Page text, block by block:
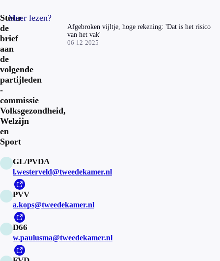
Stuur
de
brief
aan
de
volgende
partijleden
-
commissie
Volksgezondheid,
Welzijn
en
Sport
GL/PVDA
l.westerveld@tweedekamer.nl
PVV
a.kops@tweedekamer.nl
D66
w.paulusma@tweedekamer.nl
Meer lezen?
Afgebroken vijltje, hoge rekening: 'Dat is het risico
van het vak'
06-12-2025